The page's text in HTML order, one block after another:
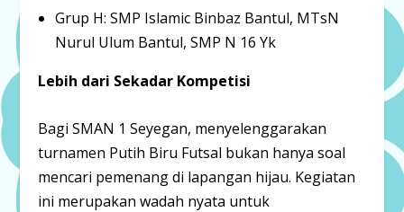
Grup H: SMP Islamic Binbaz Bantul, MTsN
Nurul Ulum Bantul, SMP N 16 Yk
Lebih dari Sekadar Kompetisi
Bagi SMAN 1 Seyegan, menyelenggarakan
turnamen Putih Biru Futsal bukan hanya soal
mencari pemenang di lapangan hijau. Kegiatan
ini merupakan wadah nyata untuk